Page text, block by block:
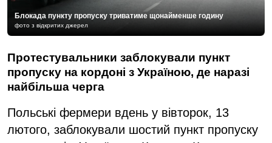
Блокада пункту пропуску триватиме щонайменше годину
фото з відкритих джерел
Протестувальники заблокували пункт
пропуску на кордоні з Україною, де наразі
найбільша черга
Польські фермери вдень у вівторок, 13
лютого, заблокували шостий пункт пропуску